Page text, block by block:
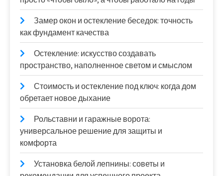
Замер окон и остекление беседок: точность
как фундамент качества
Остекление: искусство создавать
пространство, наполненное светом и смыслом
Стоимость и остекление под ключ: когда дом
обретает новое дыхание
Рольставни и гаражные ворота:
универсальное решение для защиты и
комфорта
Установка белой лепнины: советы и